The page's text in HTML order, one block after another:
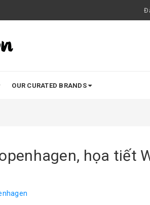
OUR CURATED BRANDS
họa tiết